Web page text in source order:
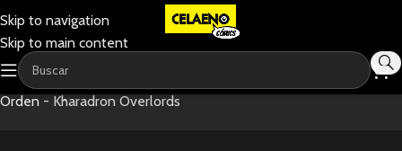
Skip to navigation
Skip to main content
Home-Age of sigmar
Orden - Kharadron Overlords
Mostrando los 20 resultados